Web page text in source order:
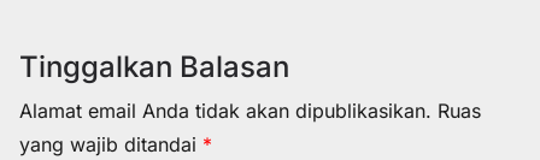
Tinggalkan Balasan
Alamat email Anda tidak akan dipublikasikan. Ruas
yang wajib ditandai *